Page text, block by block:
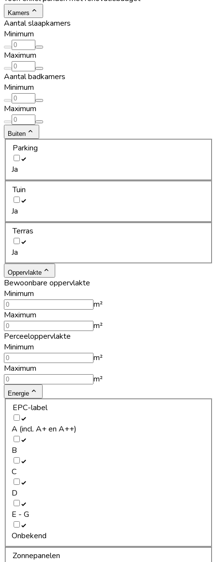
Kamers
Aantal slaapkamers
Minimum
Maximum
Aantal badkamers
Minimum
Maximum
Buiten
Parking
Ja
Tuin
Ja
Terras
Ja
Oppervlakte
Bewoonbare oppervlakte
Minimum
m²
Maximum
m²
Perceeloppervlakte
Minimum
m²
Maximum
m²
Energie
EPC-label
A (incl. A+ en A++)
B
C
D
E - G
Onbekend
Zonnepanelen